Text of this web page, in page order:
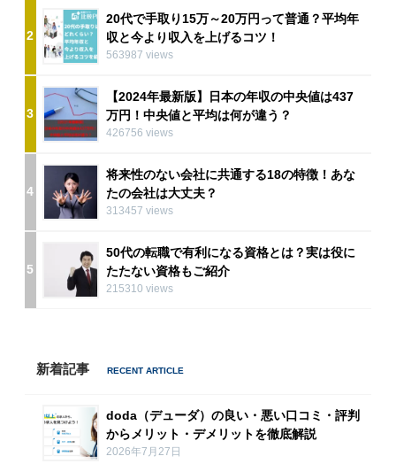
2
20代で手取り15万～20万円って普通？平均年
収と今より収入を上げるコツ！
563987 views
3
【2024年最新版】日本の年収の中央値は437
万円！中央値と平均は何が違う？
426756 views
4
将来性のない会社に共通する18の特徴！あな
たの会社は大丈夫？
313457 views
5
50代の転職で有利になる資格とは？実は役に
たたない資格もご紹介
215310 views
新着記事
doda（デューダ）の良い・悪い口コミ・評判
からメリット・デメリットを徹底解説
2026年7月27日